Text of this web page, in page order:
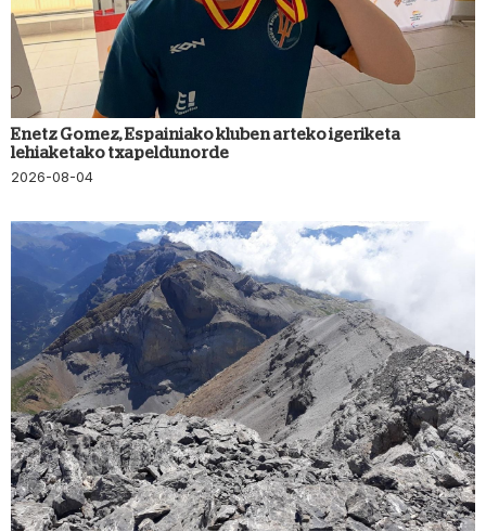
Enetz Gomez, Espainiako kluben arteko igeriketa
lehiaketako txapeldunorde
2026-08-04